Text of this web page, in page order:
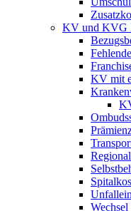
KV und KVG
KV mit